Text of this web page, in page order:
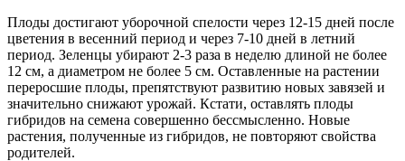
Плоды достигают уборочной спелости через 12-15 дней после
цветения в весенний период и через 7-10 дней в летний
период. Зеленцы убирают 2-3 раза в неделю длиной не более
12 см, а диаметром не более 5 см. Оставленные на растении
переросшие плоды, препятствуют развитию новых завязей и
значительно снижают урожай. Кстати, оставлять плоды
гибридов на семена совершенно бессмысленно. Новые
растения, полученные из гибридов, не повторяют свойства
родителей.